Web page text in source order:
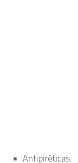
Antipiréticas.